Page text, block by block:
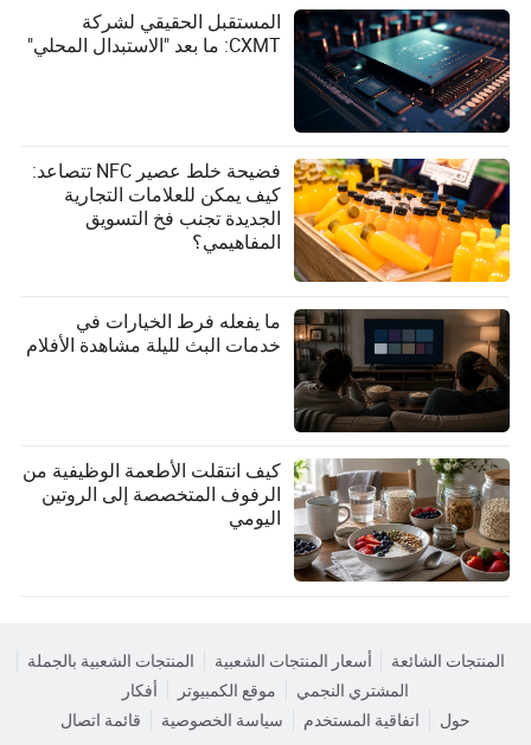
المستقبل الحقيقي لشركة
CXMT: ما بعد "الاستبدال المحلي"
فضيحة خلط عصير NFC تتصاعد:
كيف يمكن للعلامات التجارية
الجديدة تجنب فخ التسويق
المفاهيمي؟
ما يفعله فرط الخيارات في
خدمات البث لليلة مشاهدة الأفلام
كيف انتقلت الأطعمة الوظيفية من
الرفوف المتخصصة إلى الروتين
اليومي
المنتجات الشائعة أسعار المنتجات الشعبية
المنتجات الشعبية بالجملة
المشتري النجمي
موقع الكمبيوتر
أفكار
حول
اتفاقية المستخدم سياسة الخصوصية قائمة اتصال